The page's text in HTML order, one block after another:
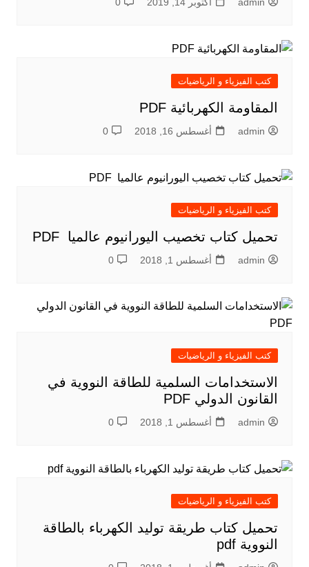
كتب الفيزياء و الرياضيات
المقاومة الكهربائية PDF
admin أغسطس 16, 2018 0
كتب الفيزياء و الرياضيات
تحميل كتاب تخصيب اليورانيوم عالميا PDF
admin أغسطس 1, 2018 0
كتب الفيزياء و الرياضيات
الاستخدامات السلمية للطاقة النووية في
القانون الدولي PDF
admin أغسطس 1, 2018 0
كتب الفيزياء و الرياضيات
تحميل كتاب طريقة توليد الكهرباء بالطاقة
النووية pdf